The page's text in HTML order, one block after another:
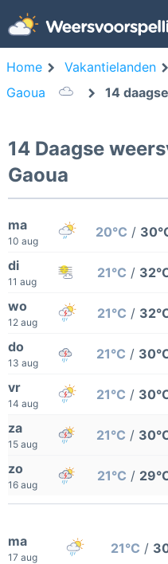
Home Vakantielanden
Gaoua
14 daagse
14 Daagse
Gaoua
ma
10 aug
20°C /
di
11 aug
21°C /
wo
12 aug
21°C /
do
13 aug
21°C /
vr
14 aug
21°C /
za
15 aug
21°C /
zo
16 aug
21°C /
ma
17 aug
21°C /